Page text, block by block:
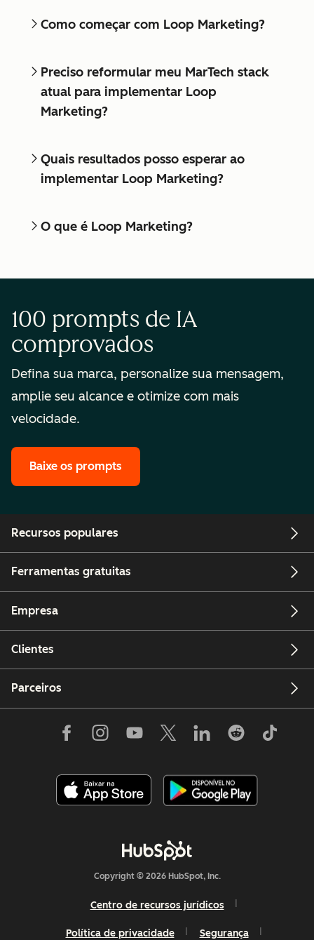
Como começar com Loop Marketing?
Preciso reformular meu MarTech stack
atual para implementar Loop
Marketing?
Quais resultados posso esperar ao
implementar Loop Marketing?
O que é Loop Marketing?
100 prompts de IA
comprovados
Defina sua marca, personalize sua mensagem,
amplie seu alcance e otimize com mais
velocidade.
Baixe os prompts
Recursos populares
Ferramentas gratuitas
Empresa
Clientes
Parceiros
Copyright © 2026 HubSpot, Inc.
Centro de recursos jurídicos
Política de privacidade Segurança